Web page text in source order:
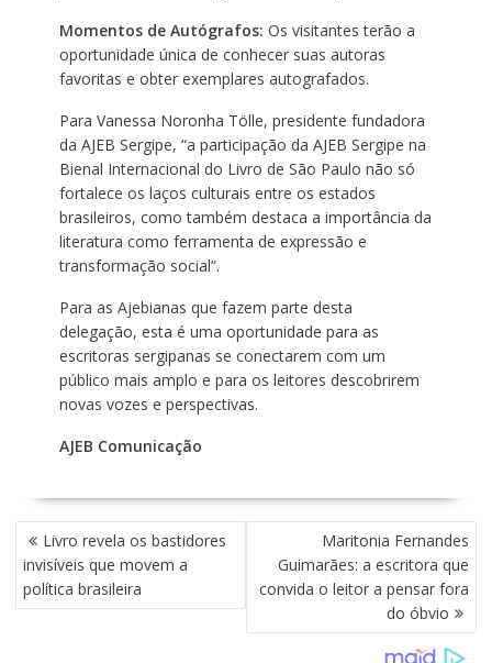
Momentos de Autógrafos: Os visitantes terão a
oportunidade única de conhecer suas autoras
favoritas e obter exemplares autografados.
Para Vanessa Noronha Tölle, presidente fundadora
da AJEB Sergipe, “a participação da AJEB Sergipe na
Bienal Internacional do Livro de São Paulo não só
fortalece os laços culturais entre os estados
brasileiros, como também destaca a importância da
literatura como ferramenta de expressão e
transformação social”.
Para as Ajebianas que fazem parte desta
delegação, esta é uma oportunidade para as
escritoras sergipanas se conectarem com um
público mais amplo e para os leitores descobrirem
novas vozes e perspectivas.
AJEB Comunicação
N
A
V
E
Livro revela os bastidores
invisíveis que movem a
política brasileira
Maritonia Fernandes
Guimarães: a escritora que
convida o leitor a pensar fora
do óbvio